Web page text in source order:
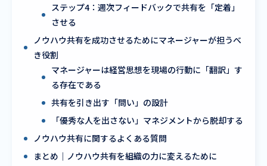
ステップ4：週次フィードバックで共有を「定着」
させる
ノウハウ共有を成功させるためにマネージャーが担うべ
き役割
マネージャーは経営思想を現場の行動に「翻訳」す
る存在である
共有を引き出す「問い」の設計
「優秀な人を出さない」マネジメントから脱却する
ノウハウ共有に関するよくある質問
まとめ｜ノウハウ共有を組織の力に変えるために